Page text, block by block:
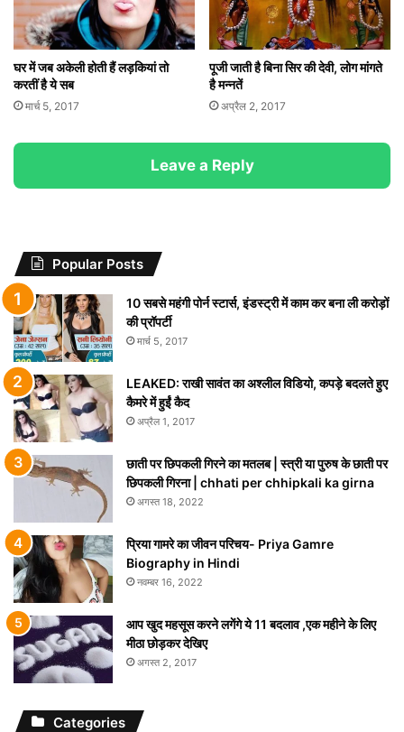
घर में जब अकेली होती हैं लड़कियां तो
करतीं है ये सब
मार्च 5, 2017
पूजी जाती है बिना सिर की देवी, लोग मांगते
है मन्नतें
अप्रैल 2, 2017
Leave a Reply
Popular Posts
10 सबसे महंगी पोर्न स्टार्स, इंडस्ट्री में काम कर बना ली करोड़ों
की प्रॉपर्टी
मार्च 5, 2017
LEAKED: राखी सावंत का अश्लील विडियो, कपड़े बदलते हुए
कैमरे में हुईं कैद
अप्रैल 1, 2017
छाती पर छिपकली गिरने का मतलब | स्त्री या पुरुष के छाती पर
छिपकली गिरना | chhati per chhipkali ka girna
अगस्त 18, 2022
प्रिया गामरे का जीवन परिचय- Priya Gamre
Biography in Hindi
नवम्बर 16, 2022
आप खुद महसूस करने लगेंगे ये 11 बदलाव ,एक महीने के लिए
मीठा छोड़कर देखिए
अगस्त 2, 2017
Categories